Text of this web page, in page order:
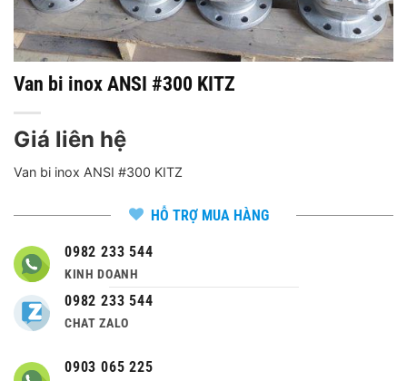
Van bi inox ANSI #300 KITZ
Giá liên hệ
Van bi inox ANSI #300 KITZ
HỖ TRỢ MUA HÀNG
0982 233 544
KINH DOANH
0982 233 544
CHAT ZALO
0903 065 225